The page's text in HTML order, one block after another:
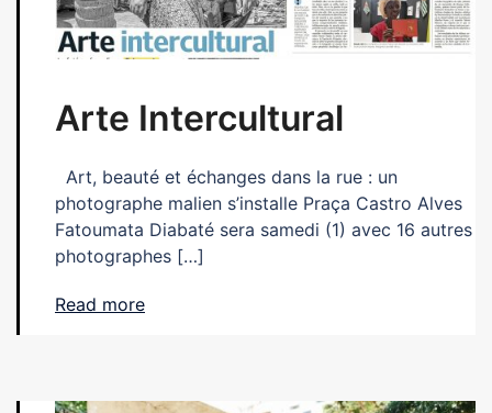
Arte Intercultural
Art, beauté et échanges dans la rue : un
photographe malien s’installe Praça Castro Alves
Fatoumata Diabaté sera samedi (1) avec 16 autres
photographes […]
Read more